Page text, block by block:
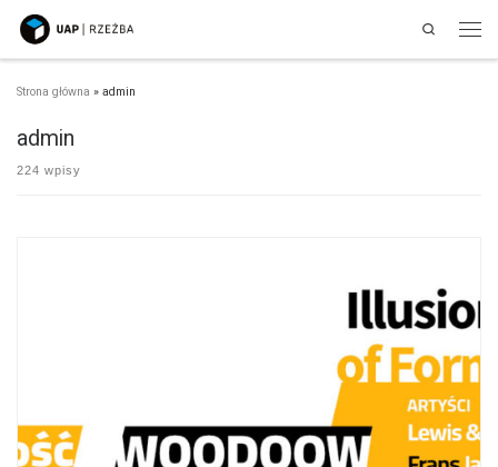
Przejdź do treści
Search
Strona główna » admin
admin
224 wpisy